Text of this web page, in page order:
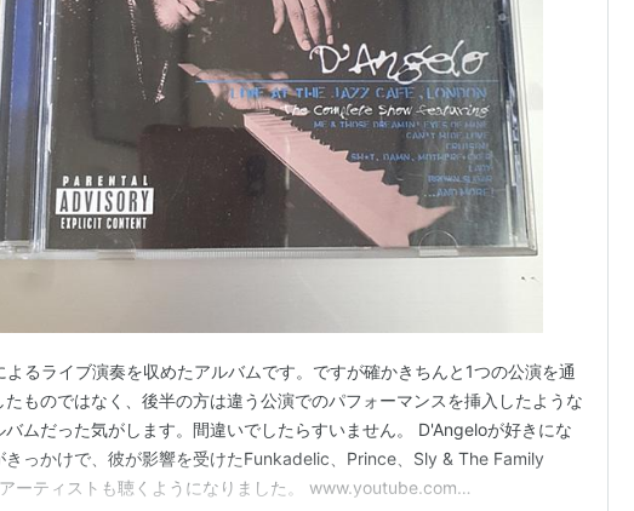
よるライブ演奏を収めたアルバムです。ですが確かきちんと1つの公演を通
たものではなく、後半の方は違う公演でのパフォーマンスを挿入したような
バムだった気がします。間違いでしたらすいません。 D'Angeloが好きにな
きっかけで、彼が影響を受けたFunkadelic、Prince、Sly & The Family
ーティストも聴くようになりました。 www.youtube.com